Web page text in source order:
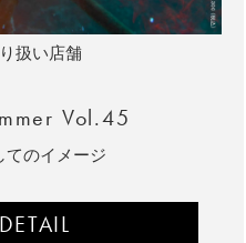
扱い店舗
Vol.45
てのイメージ